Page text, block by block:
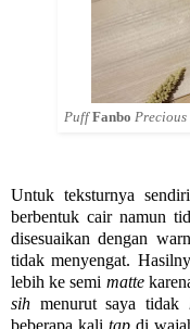
Puff Fanbo
Untuk teksturnya
berbentuk cair namun
disesuaikan dengan
tidak menyengat.
lebih ke semi matte
sih menurut saya tidak
beberapa kali tap di